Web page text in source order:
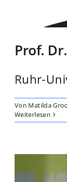
Prof.
Ruhr-
Von Matilda
Weiterlesen